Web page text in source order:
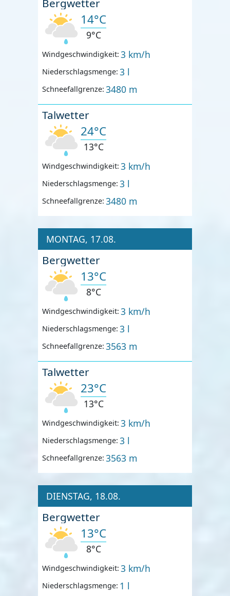
Bergwetter
14°C
9°C
Windgeschwindigkeit: 3 km/h
Niederschlagsmenge: 3 l
Schneefallgrenze: 3480 m
Talwetter
24°C
13°C
Windgeschwindigkeit: 3 km/h
Niederschlagsmenge: 3 l
Schneefallgrenze: 3480 m
MONTAG, 17.08.
Bergwetter
13°C
8°C
Windgeschwindigkeit: 3 km/h
Niederschlagsmenge: 3 l
Schneefallgrenze: 3563 m
Talwetter
23°C
13°C
Windgeschwindigkeit: 3 km/h
Niederschlagsmenge: 3 l
Schneefallgrenze: 3563 m
DIENSTAG, 18.08.
Bergwetter
13°C
8°C
Windgeschwindigkeit: 3 km/h
Niederschlagsmenge: 1 l